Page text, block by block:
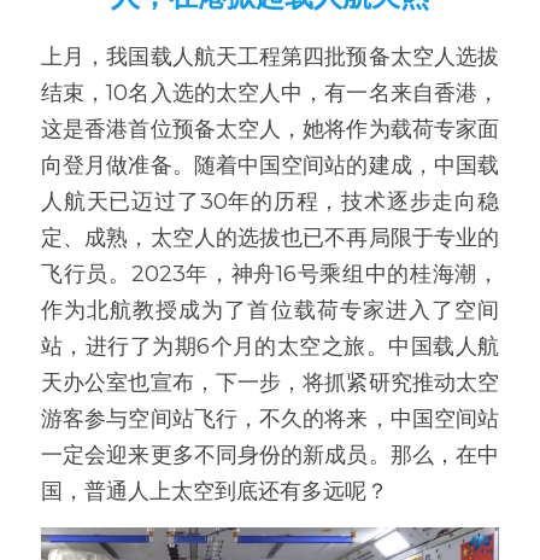
上月，我国载人航天工程第四批预备太空人选拔
结束，10名入选的太空人中，有一名来自香港，
这是香港首位预备太空人，她将作为载荷专家面
向登月做准备。随着中国空间站的建成，中国载
人航天已迈过了30年的历程，技术逐步走向稳
定、成熟，太空人的选拔也已不再局限于专业的
飞行员。2023年，神舟16号乘组中的桂海潮，
作为北航教授成为了首位载荷专家进入了空间
站，进行了为期6个月的太空之旅。中国载人航
天办公室也宣布，下一步，将抓紧研究推动太空
游客参与空间站飞行，不久的将来，中国空间站
一定会迎来更多不同身份的新成员。那么，在中
国，普通人上太空到底还有多远呢？